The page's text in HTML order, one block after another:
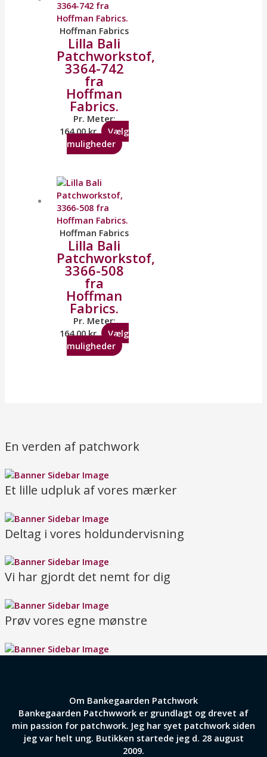
Hoffman Fabrics
Lilla Bali
Patchworkstof,
3364-742
fra
Hoffman
Fabrics.
Pr. Meter:
164,00kr.
Vælg
muligheder
Hoffman Fabrics
Lilla Bali
Patchworkstof,
3366-508
fra
Hoffman
Fabrics.
Pr. Meter:
164,00kr.
Vælg
muligheder
En verden af patchwork
Et lille udpluk af vores mærker
Deltag i vores holdundervisning
Vi har gjordt det nemt for dig
Prøv vores egne mønstre
Om Bankegaarden Patchwork
Bankegaarden Patchwwork er grundlagt og drevet af
min passion for patchwork. Jeg har syet patchwork siden
jeg var helt ung. Butikken startede jeg d. 28 august
2009.